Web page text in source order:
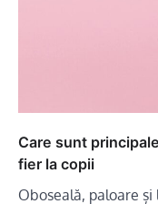
Care sunt
fier la copii
Oboseală, paloare